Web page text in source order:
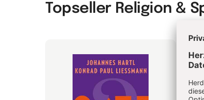
Topseller Religion &